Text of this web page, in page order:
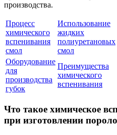
производства.
Процесс
химического
вспенивания
смол
Использование
жидких
полиуретановых
смол
Оборудование
для
производства
губок
Преимущества
химического
вспенивания
Что такое химическое
при изготовлении